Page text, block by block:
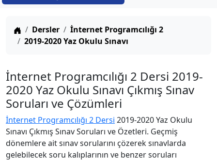
Anasayfa
Dersler
İnternet Programcılığı 2
2019-2020 Yaz Okulu Sınavı
İnternet Programcılığı 2 Dersi 2019-
2020 Yaz Okulu Sınavı Çıkmış Sınav
Soruları ve Çözümleri
İnternet Programcılığı 2 Dersi 2019-2020 Yaz Okulu
Sınavı Çıkmış Sınav Soruları ve Özetleri. Geçmiş
dönemlere ait sınav sorularını çözerek sınavlarda
gelebilecek soru kalıplarının ve benzer soruları